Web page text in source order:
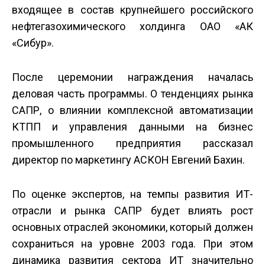
входящее в состав крупнейшего российского
нефтегазохимического холдинга ОАО «АК
«Сибур».
После церемонии награждения началась
деловая часть программы. О тенденциях рынка
САПР, о влиянии комплексной автоматизации
КТПП и управления данными на бизнес
промышленного предприятия рассказал
директор по маркетингу АСКОН Евгений Бахин.
По оценке экспертов, на темпы развития ИТ-
отрасли и рынка САПР будет влиять рост
основных отраслей экономики, который должен
сохраниться на уровне 2003 года. При этом
динамика развития сектора ИТ значительно